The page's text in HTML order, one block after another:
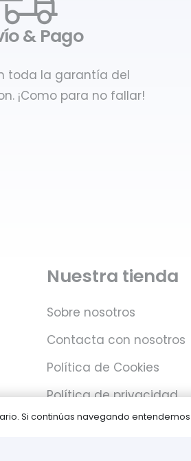
& Pago
toda la garantía del
¡Como para no fallar!
Nuestra tienda
Sobre nosotros
Contacta con nosotros
Política de Cookies
Política de privacidad
Si continúas navegando